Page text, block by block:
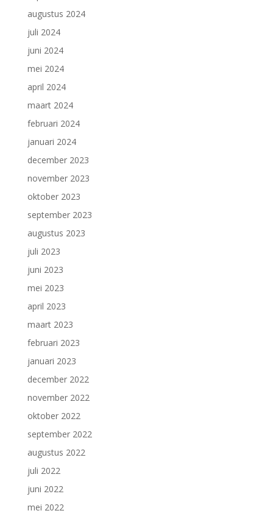
augustus 2024
juli 2024
juni 2024
mei 2024
april 2024
maart 2024
februari 2024
januari 2024
december 2023
november 2023
oktober 2023
september 2023
augustus 2023
juli 2023
juni 2023
mei 2023
april 2023
maart 2023
februari 2023
januari 2023
december 2022
november 2022
oktober 2022
september 2022
augustus 2022
juli 2022
juni 2022
mei 2022